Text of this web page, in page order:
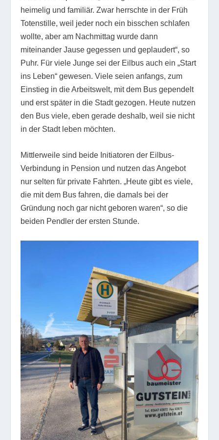
heimelig und familiär. Zwar herrschte in der Früh
Totenstille, weil jeder noch ein bisschen schlafen
wollte, aber am Nachmittag wurde dann
miteinander Jause gegessen und geplaudert“, so
Puhr. Für viele Junge sei der Eilbus auch ein „Start
ins Leben“ gewesen. Viele seien anfangs, zum
Einstieg in die Arbeitswelt, mit dem Bus gependelt
und erst später in die Stadt gezogen. Heute nutzen
den Bus viele, eben gerade deshalb, weil sie nicht
in der Stadt leben möchten.
Mittlerweile sind beide Initiatoren der Eilbus-
Verbindung in Pension und nutzen das Angebot
nur selten für private Fahrten. „Heute gibt es viele,
die mit dem Bus fahren, die damals bei der
Gründung noch gar nicht geboren waren“, so die
beiden Pendler der ersten Stunde.